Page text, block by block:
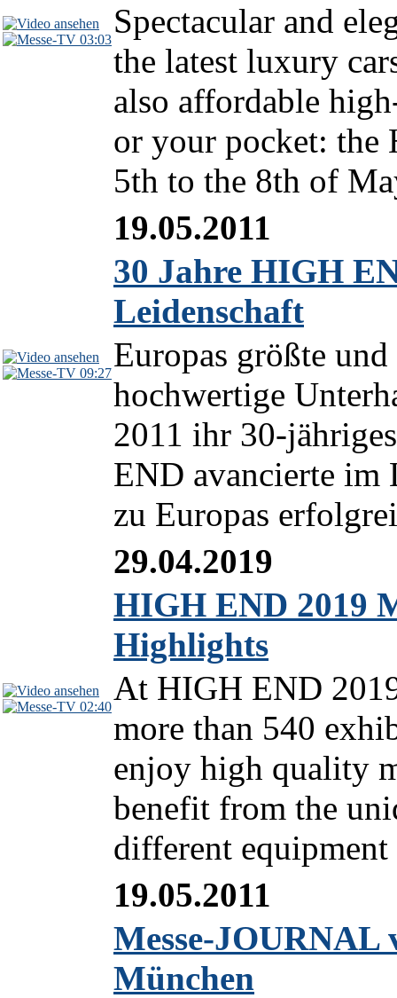
03:03 Spectacular and
the latest luxury
also affordable
or your pocket: the
5th to the 8th of
09:27
19.05.2011
30 Jahre HIGH
Leidenschaft
Europas größte
hochwertige
2011 ihr 30-
END avancierte im
zu Europas
02:40
29.04.2019
HIGH END 2019
Highlights
At HIGH END
more than 540
enjoy high quality
benefit from the
different equipment
19.05.2011
Messe-JOURNAL
München